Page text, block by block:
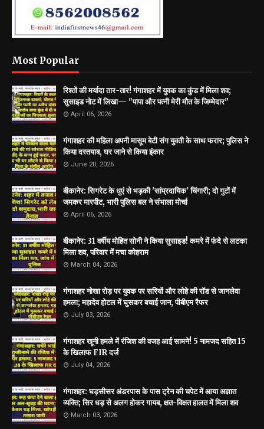
Most Popular
रिश्तों की मर्यादा तार-तार! गंगाशहर में युवक का कुंड में मिला शव;
सुसाइड नोट में लिखा— "पापा और पत्नी मेरी मौत के जिम्मेदार"
April 06, 2026
गंगाशहर की महिला अपनी मासूम बेटी संग युवती के साथ फरार; पुलिस ने
किया दस्तयाब, घर जाने से किया इंकार
June 20, 2026
बीकानेर: सिगरेट के धुएं से भड़की 'सांप्रदायिक' चिंगारी; दो गुटों में
जमकर मारपीट, भारी पुलिस बल ने संभाला मोर्चा
April 06, 2026
बीकानेर: 31 वर्षीय मोहित सोनी ने किया सुसाइड! कमरे में फंदे से लटका
मिला शव, परिवार में मचा कोहराम
March 04, 2026
गंगाशहर नोखा रोड़ पर युवक पर सरियों और लोहे की रॉड से जानलेवा
हमला; महादेव होटल में घुसकर बचाई जान, पीबीएम रैफर
July 03, 2026
गंगाशहर खूनी हमले में रंजिश की वजह आई सामने! 5 नामजद सहित 15
के खिलाफ FIR दर्ज
July 04, 2026
गंगाशहर: घड़सीसर अंडरपास के पास ट्रेन की चपेट में आया अज्ञात
व्यक्ति; सिर धड़ से अलग होकर गायब, क्षत-विक्षत हालत में मिला शव
March 03, 2026